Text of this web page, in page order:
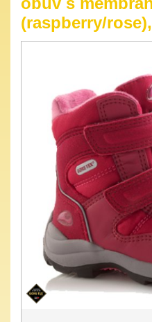
(raspberry/